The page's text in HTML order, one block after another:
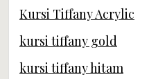
Kursi Tiffany Acrylic
kursi tiffany gold
kursi tiffany hitam